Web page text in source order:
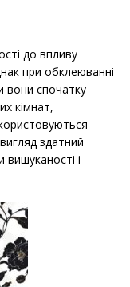
до впливу
при обклеюванні
вони спочатку
кімнат,
здатний
і